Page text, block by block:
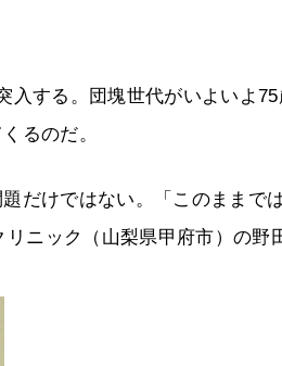
入する。団塊世代がいよいよ
るのだ。
だけではない。「このままで
ニック（山梨県甲府市）の野